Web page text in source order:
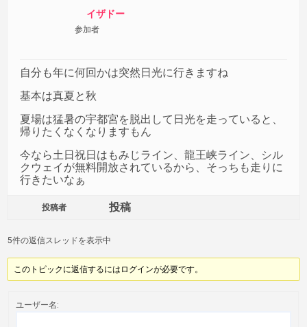
イザドー
参加者
自分も年に何回かは突然日光に行きますね
基本は真夏と秋
夏場は猛暑の宇都宮を脱出して日光を走っていると、
帰りたくなくなりますもん
今なら土日祝日はもみじライン、龍王峡ライン、シル
クウェイが無料開放されているから、そっちも走りに
行きたいなぁ
投稿者 投稿
5件の返信スレッドを表示中
このトピックに返信するにはログインが必要です。
ユーザー名: